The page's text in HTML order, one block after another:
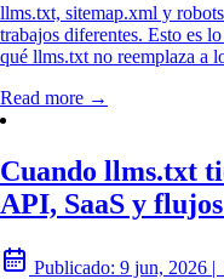
llms.txt, sitemap.xml y
trabajos diferentes. Esto es
qué llms.txt no reemplaza a
Read more →
Cuando llms.txt
API, SaaS y
Publicado: 9 jun, 2026 |